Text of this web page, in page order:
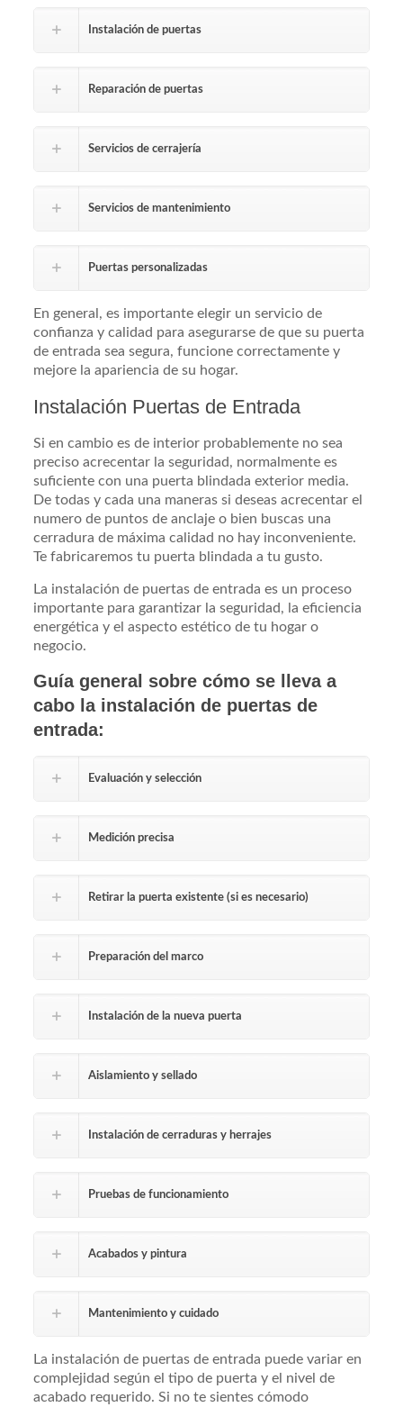
Instalación de puertas
Reparación de puertas
Servicios de cerrajería
Servicios de mantenimiento
Puertas personalizadas
En general, es importante elegir un servicio de
confianza y calidad para asegurarse de que su puerta
de entrada sea segura, funcione correctamente y
mejore la apariencia de su hogar.
Instalación Puertas de Entrada
Si en cambio es de interior probablemente no sea
preciso acrecentar la seguridad, normalmente es
suficiente con una puerta blindada exterior media.
De todas y cada una maneras si deseas acrecentar el
numero de puntos de anclaje o bien buscas una
cerradura de máxima calidad no hay inconveniente.
Te fabricaremos tu puerta blindada a tu gusto.
La instalación de puertas de entrada es un proceso
importante para garantizar la seguridad, la eficiencia
energética y el aspecto estético de tu hogar o
negocio.
Guía general sobre cómo se lleva a
cabo la instalación de puertas de
entrada:
Evaluación y selección
Medición precisa
Retirar la puerta existente (si es necesario)
Preparación del marco
Instalación de la nueva puerta
Aislamiento y sellado
Instalación de cerraduras y herrajes
Pruebas de funcionamiento
Acabados y pintura
Mantenimiento y cuidado
La instalación de puertas de entrada puede variar en
complejidad según el tipo de puerta y el nivel de
acabado requerido. Si no te sientes cómodo